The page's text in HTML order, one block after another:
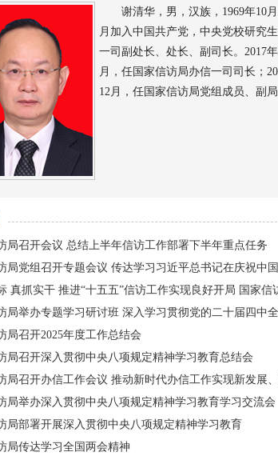
谢清华，男，汉族，1969年10
月加入中国共产党，中央党校研究
一司副处长、处长、副司长。2017
月，任国家信访局办信一司司长；
12月，任国家信访局党组成员、副局
局召开会议 总结上半年信访工作部署下半年重点任务
局党组召开专题会议 传达学习习近平总书记在庆祝中
真抓实干 推进“十五五”信访工作实现良好开局 国家
局举办专题学习研讨班 深入学习贯彻党的二十届四中
局召开2025年度工作总结会
局召开深入贯彻中央八项规定精神学习教育总结会
局召开办信工作会议 推动新时代办信工作实现新发展
局举办深入贯彻中央八项规定精神学习教育学习交流会
局部署开展深入贯彻中央八项规定精神学习教育
局传达学习全国两会精神